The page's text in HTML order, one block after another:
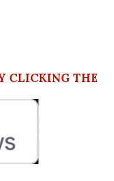
CLICKING THE